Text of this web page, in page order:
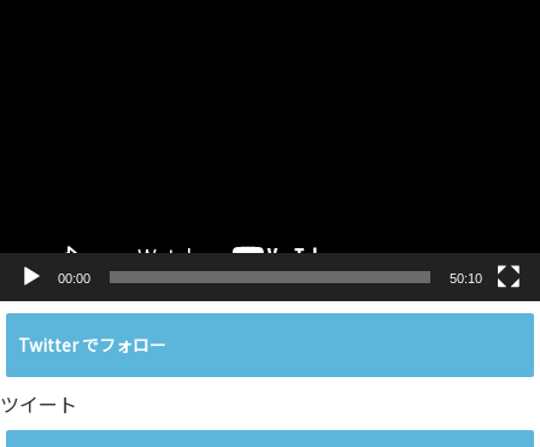
00:00 50:10
Twitter でフォロー
ツイート